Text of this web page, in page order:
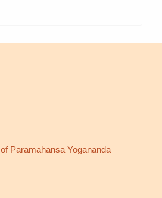
Paramahansa Yogananda